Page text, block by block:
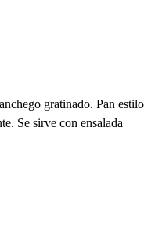
gratinado. Pan estilo
Se sirve con ensalada